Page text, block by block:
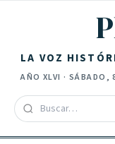
LA VOZ
AÑO XLVI · SÁBADO,